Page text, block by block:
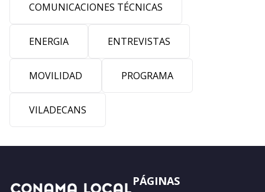
COMUNICACIONES TÉCNICAS
ENERGIA ENTREVISTAS
MOVILIDAD PROGRAMA
VILADECANS
PÁGINAS